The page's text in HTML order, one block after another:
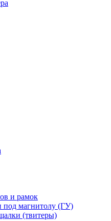
и рамок
под магнитолу (ГУ)
(твитеры)